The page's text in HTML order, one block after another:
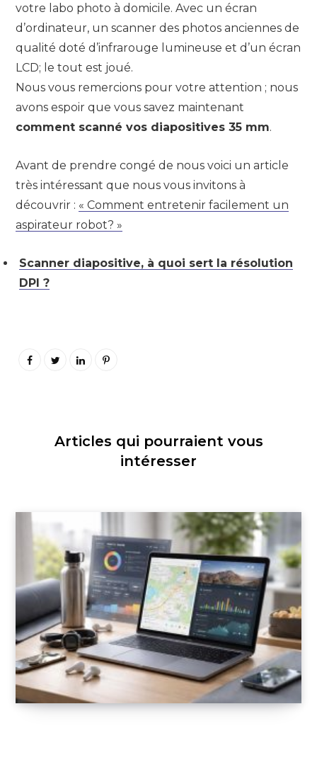
votre labo photo à domicile. Avec un écran
d’ordinateur, un scanner des photos anciennes de
qualité doté d’infrarouge lumineuse et d’un écran
LCD; le tout est joué.
Nous vous remercions pour votre attention ; nous
avons espoir que vous savez maintenant
comment scanné vos diapositives 35 mm.
Avant de prendre congé de nous voici un article
très intéressant que nous vous invitons à
découvrir : « Comment entretenir facilement un
aspirateur robot? »
Scanner diapositive, à quoi sert la résolution
DPI ?
Articles qui pourraient vous
intéresser